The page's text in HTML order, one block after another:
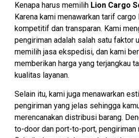
Kenapa harus memilih Lion Cargo
Karena kami menawarkan tarif cargo
kompetitif dan transparan. Kami
pengiriman adalah salah satu faktor
memilih jasa ekspedisi, dan kami
memberikan harga yang terjangkau
kualitas layanan.
Selain itu, kami juga menawarkan
pengiriman yang jelas sehingga
merencanakan distribusi barang.
to-door dan port-to-port, pengiriman